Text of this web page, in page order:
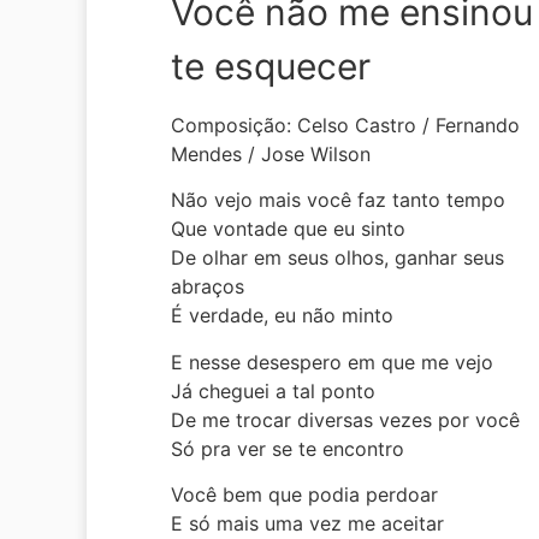
Você não me
te esquecer
Composição: Celso Castro / Fernando
Mendes / Jose Wilson
Não vejo mais você faz tanto tempo
Que vontade que eu sinto
De olhar em seus olhos, ganhar seus
abraços
É verdade, eu não minto
E nesse desespero em que me vejo
Já cheguei a tal ponto
De me trocar diversas vezes por você
Só pra ver se te encontro
Você bem que podia perdoar
E só mais uma vez me aceitar